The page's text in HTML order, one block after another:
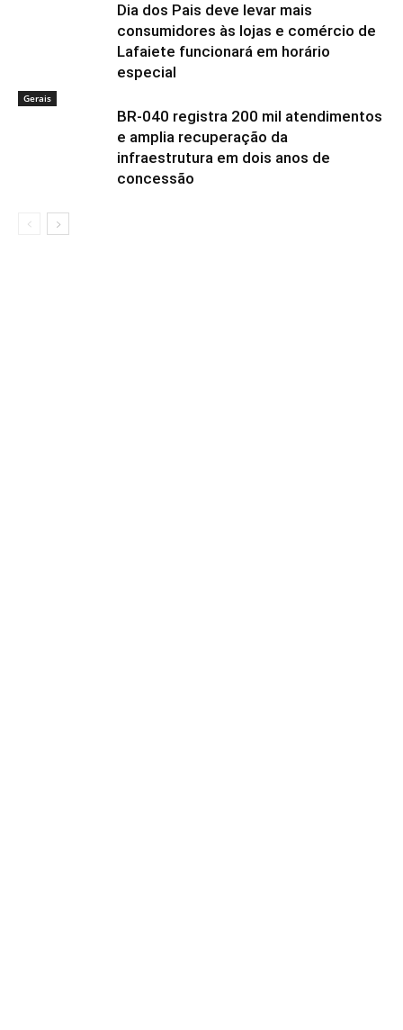
Dia dos Pais deve levar mais
consumidores às lojas e comércio de
Lafaiete funcionará em horário
especial
Gerais
BR-040 registra 200 mil atendimentos
e amplia recuperação da
infraestrutura em dois anos de
concessão